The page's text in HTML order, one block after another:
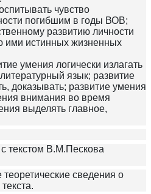
чувство
погибшим в годы ВОВ;
развитию личности
ими истинных жизненных
умения логически излагать
язык; развитие
доказывать; развитие умения
внимания во время
выделять главное,
текстом В.М.Пескова
сведения о